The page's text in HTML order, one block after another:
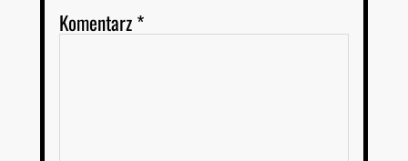
Komentarz*